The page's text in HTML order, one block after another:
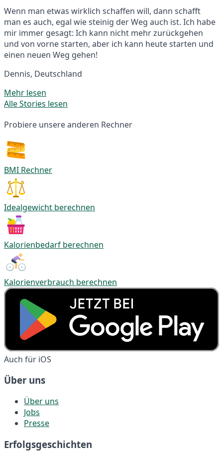
Wenn man etwas wirklich schaffen will, dann schafft
man es auch, egal wie steinig der Weg auch ist. Ich habe
mir immer gesagt: Ich kann nicht mehr zurückgehen
und von vorne starten, aber ich kann heute starten und
einen neuen Weg gehen!
Dennis, Deutschland
Mehr lesen
Alle Stories lesen
Probiere unsere anderen Rechner
BMI Rechner
Idealgewicht berechnen
Kalorienbedarf berechnen
Kalorienverbrauch berechnen
Auch für iOS
Über uns
Über uns
Jobs
Presse
Erfolgsgeschichten